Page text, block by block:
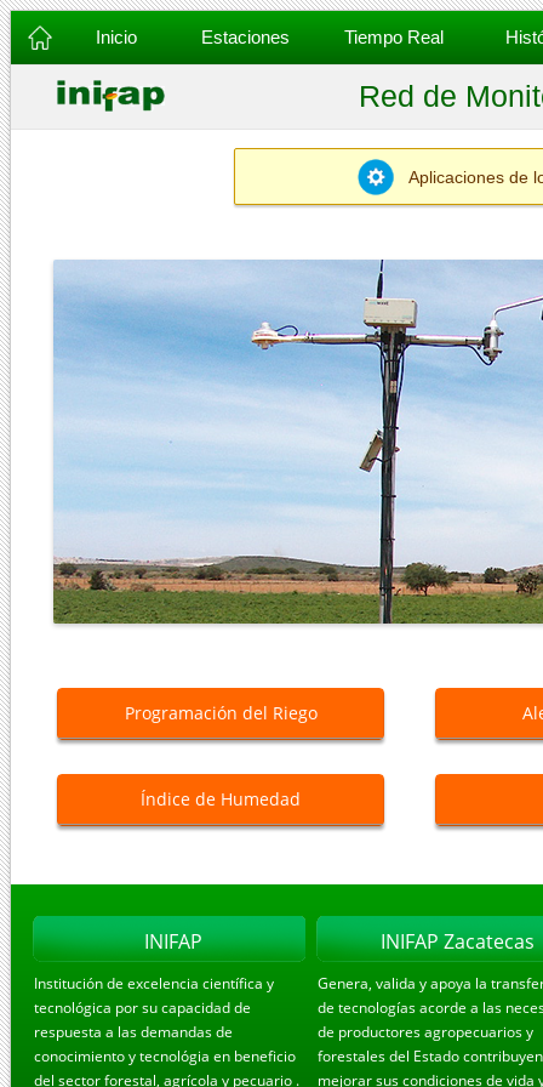
Inicio Estaciones Tiempo Real
Red de
Aplicaciones de
Programación del Riego
Índice de Humedad
INIFAP INIFAP Zacatecas
Institución de excelencia científica y
tecnológica por su capacidad de
respuesta a las demandas de
conocimiento y tecnológia en beneficio
del sector forestal, agrícola y pecuario .
Genera, valida y apoya la
de tecnologías acorde a las
de productores agropecuarios y
forestales del Estado
mejorar sus condiciones de vida